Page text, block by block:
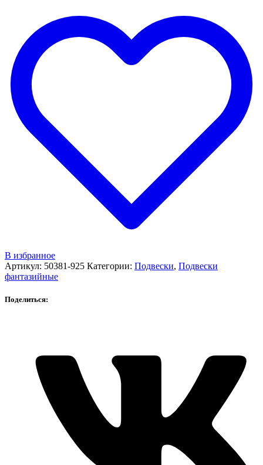
В избранное
Артикул: 50381-925 Категории: Подвески, Подвески
фантазийные
Поделиться: